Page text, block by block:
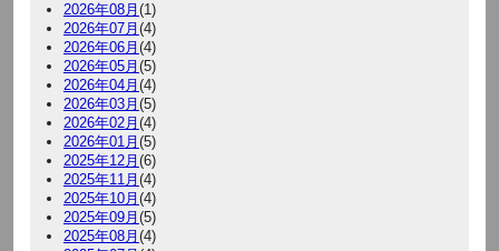
2026年08月 (1)
2026年07月 (4)
2026年06月 (4)
2026年05月 (5)
2026年04月 (4)
2026年03月 (5)
2026年02月 (4)
2026年01月 (5)
2025年12月 (6)
2025年11月 (4)
2025年10月 (4)
2025年09月 (5)
2025年08月 (4)